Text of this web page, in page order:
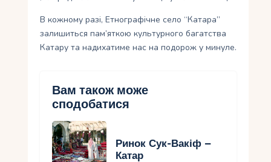
В кожному разі, Етнографічне село “Катара”
залишиться пам’яткою культурного багатства
Катару та надихатиме нас на подорож у минуле.
Вам також може
сподобатися
Ринок Сук-Вакіф –
Катар